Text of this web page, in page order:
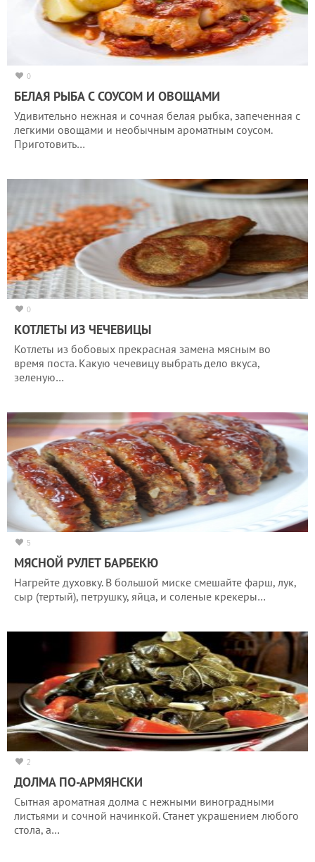
0
БЕЛАЯ РЫБА С СОУСОМ И ОВОЩАМИ
Удивительно нежная и сочная белая рыбка, запеченная с
легкими овощами и необычным ароматным соусом.
Приготовить…
0
КОТЛЕТЫ ИЗ ЧЕЧЕВИЦЫ
Котлеты из бобовых прекрасная замена мясным во
время поста. Какую чечевицу выбрать дело вкуса,
зеленую…
5
МЯСНОЙ РУЛЕТ БАРБЕКЮ
Нагрейте духовку. В большой миске смешайте фарш, лук,
сыр (тертый), петрушку, яйца, и соленые крекеры…
2
ДОЛМА ПО-АРМЯНСКИ
Сытная ароматная долма с нежными виноградными
листьями и сочной начинкой. Станет украшением любого
стола, а…